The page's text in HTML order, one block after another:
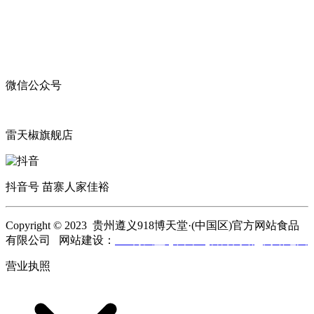
微信公众号
雷天椒旗舰店
抖音号 苗寨人家佳裕
Copyright © 2023 贵州遵义918博天堂·(中国区)官方网站食品
有限公司 网站建设：
营业执照